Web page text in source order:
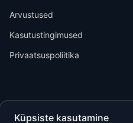
Arvustused
Kasutustingimused
Privaatsuspoliitika
Küpsiste kasutamine